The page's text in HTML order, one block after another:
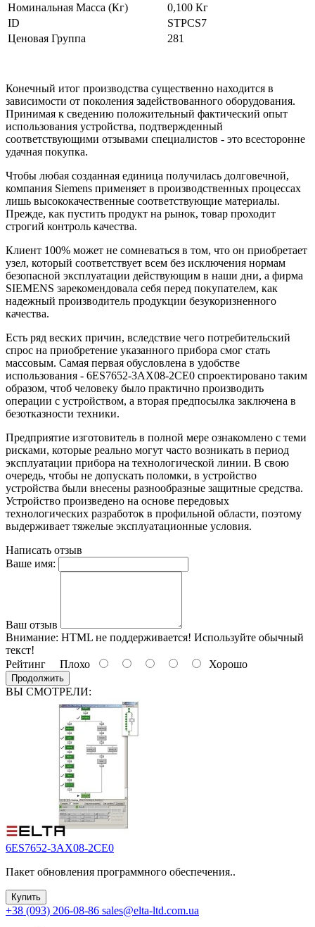
Номинальная Масса (Кг)
0,100 Кг
ID
STPCS7
Ценовая Группа
281
Конечный итог производства существенно находится в
зависимости от поколения задействованного оборудования.
Принимая к сведению положительный фактический опыт
использования устройства, подтвержденный
соответствующими отзывами специалистов - это всесторонне
удачная покупка.
Чтобы любая созданная единица получилась долговечной,
компания Siemens применяет в производственных процессах
лишь высококачественные соответствующие материалы.
Прежде, как пустить продукт на рынок, товар проходит
строгий контроль качества.
Клиент 100% может не сомневаться в том, что он приобретает
узел, который соответствует всем без исключения нормам
безопасной эксплуатации действующим в наши дни, а фирма
SIEMENS зарекомендовала себя перед покупателем, как
надежный производитель продукции безукоризненного
качества.
Есть ряд веских причин, вследствие чего потребительский
спрос на приобретение указанного прибора смог стать
массовым. Самая первая обусловлена в удобстве
использования - 6ES7652-3AX08-2CE0 спроектировано таким
образом, чтоб человеку было практично производить
операции с устройством, а вторая предпосылка заключена в
безотказности техники.
Предприятие изготовитель в полной мере ознакомлено с теми
рисками, которые реально могут часто возникать в период
эксплуатации прибора на технологической линии. В свою
очередь, чтобы не допускать поломки, в устройство
устройства были внесены разнообразные защитные средства.
Устройство произведено на основе передовых
технологических разработок в профильной области, поэтому
выдерживает тяжелые эксплуатационные условия.
Написать отзыв
Ваше имя:
Ваш отзыв
Внимание: HTML не поддерживается! Используйте обычный
текст!
Рейтинг Плохо Хорошо
Продолжить
ВЫ СМОТРЕЛИ:
6ES7652-3AX08-2CE0
Пакет обновления программного обеспечения..
Купить
+38 (093) 206-08-86 sales@elta-ltd.com.ua